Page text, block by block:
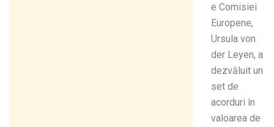
e Comisiei
Europene,
Ursula von
der Leyen, a
dezvăluit un
set de
acorduri în
valoarea de